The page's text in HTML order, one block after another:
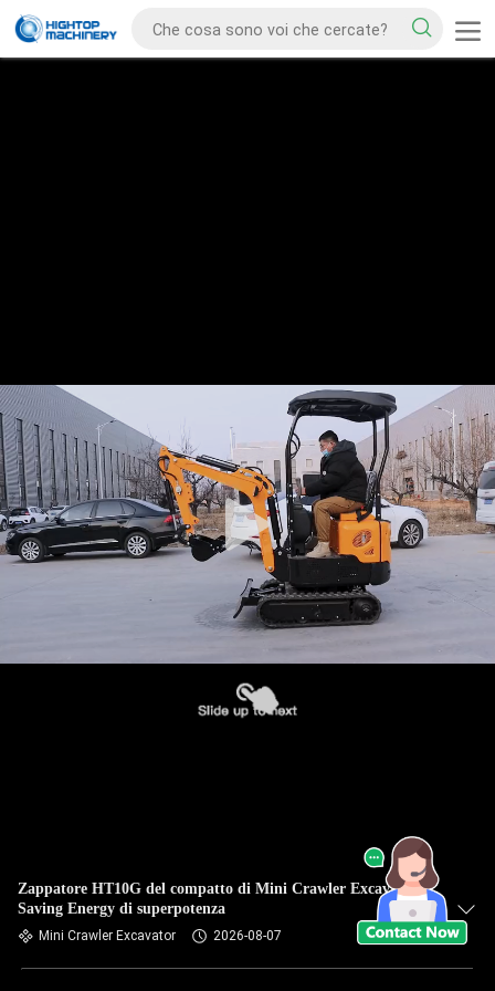
Zappatore HT10G del compatto di Mini Crawler Excavator
Saving Energy di superpotenza
Mini Crawler Excavator 2026-08-07